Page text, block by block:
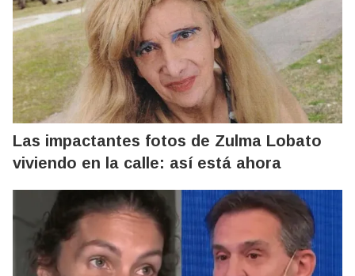
Las impactantes fotos de Zulma Lobato
viviendo en la calle: así está ahora